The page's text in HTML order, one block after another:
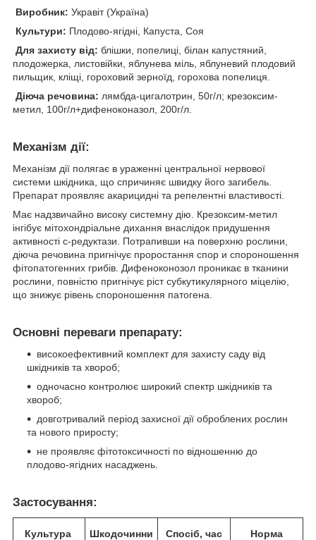
Виробник: Укравіт (Україна)
Культури: Плодово-ягідні, Капуста, Соя
Для захисту від: блішки, попелиці, білан капустяний,
плодожерка, листовійки, яблунева міль, яблуневий плодовий
пильщик, кліщі, гороховий зерноїд, горохова попелиця.
Діюча речовина: лямбда-цигалотрин, 50г/л; крезоксим-
метил, 100г/л+дифеноконазол, 200г/л.
Механізм дії:
Механізм дії полягає в ураженні центральної нервової
системи шкідника, що спричиняє швидку його загибель.
Препарат проявляє акарицидні та репелентні властивості.
Має надзвичайно високу системну дію. Крезоксим-метил
інгібує мітохондріальне дихання внаслідок придушення
активності с-редуктази. Потрапивши на поверхню рослини,
діюча речовина пригнічує проростання спор и спороношення
фітопатогенних грибів. Дифеноконозол проникає в тканини
рослини, повністю пригнічує ріст субкутикулярного міцелію,
що знижує рівень спороношення патогена.
Основні переваги препарату:
високоефективний комплект для захисту саду від
шкідників та хвороб;
одночасно контролює широкий спектр шкідників та
хвороб;
довготривалий період захисної дії оброблених рослин
та нового приросту;
не проявляє фітотоксичності по відношенню до
плодово-ягідних насаджень.
Застосування:
Культура
Шкодочинни
Спосіб, час
Норма